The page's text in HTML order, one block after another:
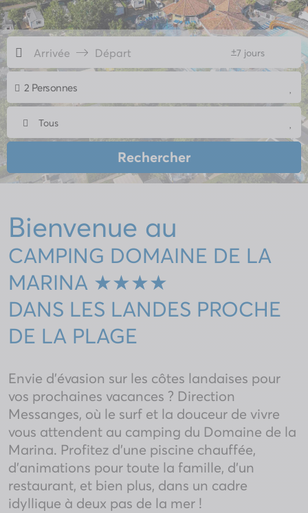
+7 jours
2 Personnes
Tous
Rechercher
Bienvenue au
CAMPING DOMAINE DE LA
MARINA ★★★★
DANS LES LANDES PROCHE
DE LA PLAGE
Envie d’évasion sur les côtes landaises pour
vos prochaines vacances ? Direction
Messanges, où le surf et la douceur de vivre
vous attendent au camping du Domaine de la
Marina. Profitez d’une piscine chauffée,
d’animations pour toute la famille, d’un
restaurant, et bien plus, dans un cadre
idyllique à deux pas de la mer !